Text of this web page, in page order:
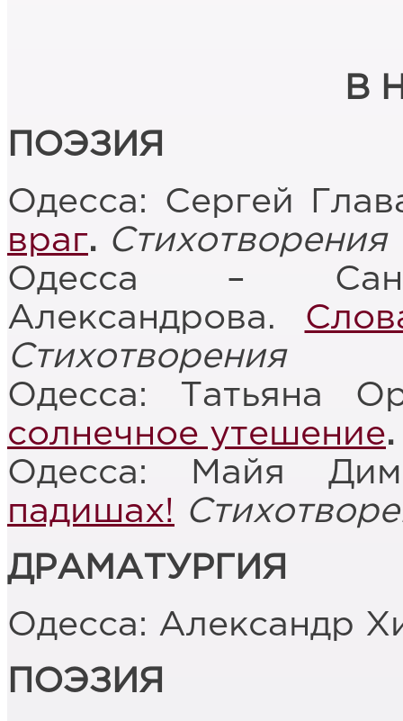
В
ПОЭЗИЯ
Одесса: Сергей
враг. Стихотворения
Одесса –
Александрова.
Стихотворения
Одесса: Татьяна
солнечное утешение.
Одесса: Майя
падишах!
ДРАМАТУРГИЯ
Одесса: Александр
ПОЭЗИЯ